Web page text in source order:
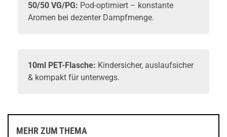
50/50 VG/PG: Pod-optimiert – konstante
Aromen bei dezenter Dampfmenge.
10ml PET-Flasche: Kindersicher, auslaufsicher
& kompakt für unterwegs.
MEHR ZUM THEMA